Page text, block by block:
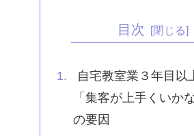
目次
自宅教室業３年目以
「集客が上手くいか
の要因